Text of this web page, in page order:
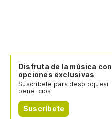
Disfruta de la música con
opciones exclusivas
Suscríbete para desbloquear
beneficios.
Suscríbete